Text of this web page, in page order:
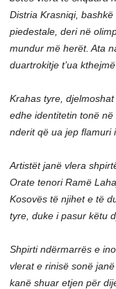
Distria Krasniqi,
piedestale, deri në
mundur më herët. Ata
duartrokitje t’ua
Krahas tyre,
edhe identitetin tonë
nderit që ua jep flamuri
Artistët janë vlera
Orate tenori Ramë
Kosovës të njihet e të
tyre, duke i pasur këtu
Shpirti ndërmarrës e
vlerat e rinisë sonë
kanë shuar etjen për